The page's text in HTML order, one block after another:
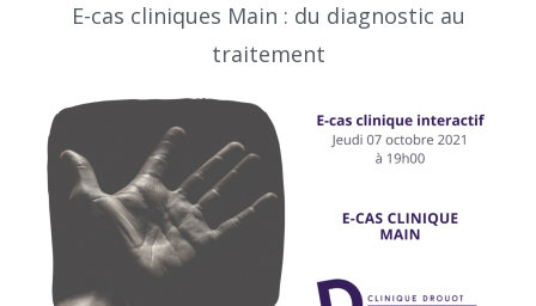
E-cas cliniques Main : du diagnostic au
traitement